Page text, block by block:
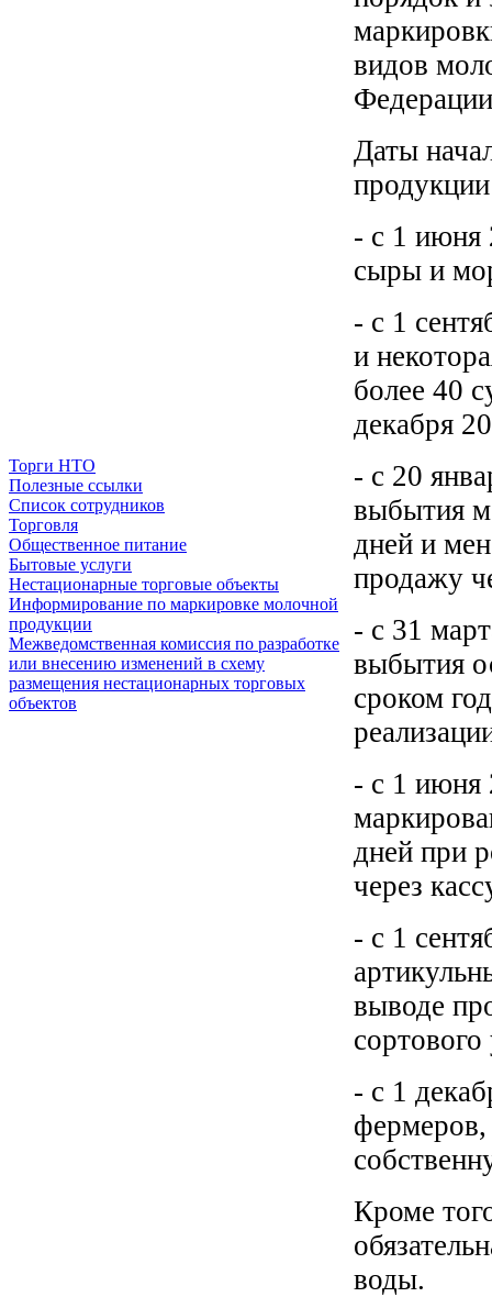
Торги НТО
Полезные ссылки
Список сотрудников
Торговля
Общественное питание
Бытовые услуги
Нестационарные торговые объекты
Информирование по маркировке молочной
продукции
Межведомственная комиссия по разработке
или внесению изменений в схему
размещения нестационарных торговых
объектов
видов
Даты
- с 1 июня
сыры и
- с 1
и
более 40
декабря
- с 20
выбытия
дней и
продажу
- с 31
выбытия
сроком
- с 1 июня
дней при
через
- с 1
выводе
сортового
- с 1
Кроме
воды.